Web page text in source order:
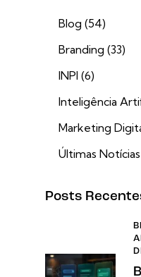
Blog (54)
Branding (33)
INPI (6)
Inteligência
Marketing
Últimas Notícias
Posts